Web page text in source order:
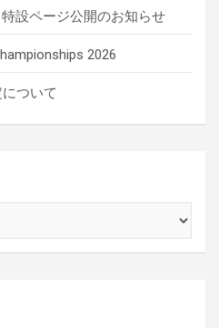
特設ページ公開のお知らせ
2026
ついて